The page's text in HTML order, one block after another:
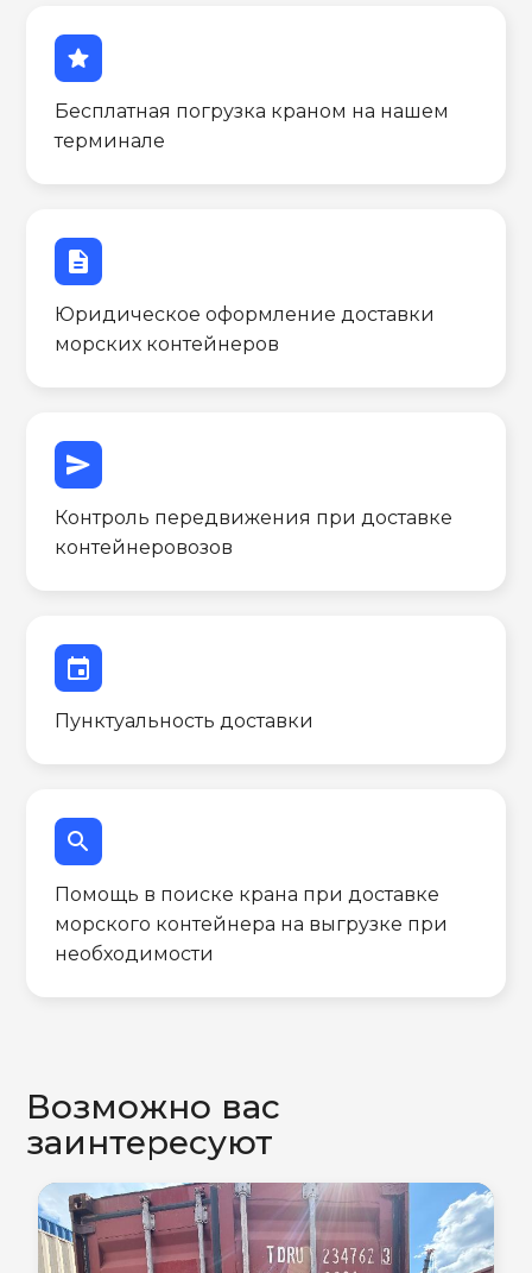
star
Бесплатная погрузка краном на нашем
терминале
description
Юридическое оформление доставки
морских контейнеров
send
Контроль передвижения при доставке
контейнеровозов
event
Пунктуальность доставки
search
Помощь в поиске крана при доставке
морского контейнера на выгрузке при
необходимости
Возможно вас
заинтересуют